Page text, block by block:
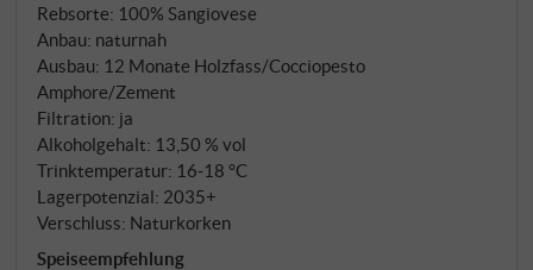
Tage Mazeration. Der 12-monatige Holzausbau in
Tonneaux, großen Eichenfässern und den
charakteristischen Cocciopesto-Amphoren aus
gebranntem Ton bleibt das stilistische Rückgrat des
Weines – ein Ausbau, der Texturen integriert statt
Holz aufzuzwingen.
Rebsorte: 100% Sangiovese
Anbau: naturnah
Ausbau: 12 Monate Holzfass/Cocciopesto
Amphore/Zement
Filtration: ja
Alkoholgehalt: 13,50 % vol
Trinktemperatur: 16‑18 °C
Lagerpotenzial: 2035+
Verschluss: Naturkorken
Speiseempfehlung